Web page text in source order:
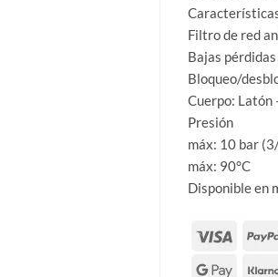
Filtro de red
Bajas
Bloqueo/
Cuerpo: Latón
Presión
máx: 10 bar
máx: 90°C
Disponible en